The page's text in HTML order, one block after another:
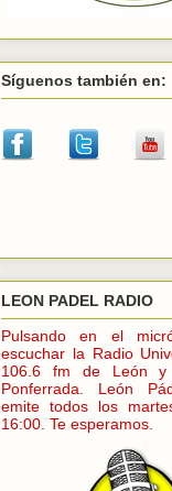
Síguenos también en:
LEON PADEL RADIO
Pulsando en el
escuchar la Radio
106.6 fm de León
Ponferrada. León
emite todos los
16:00. Te esperamos.